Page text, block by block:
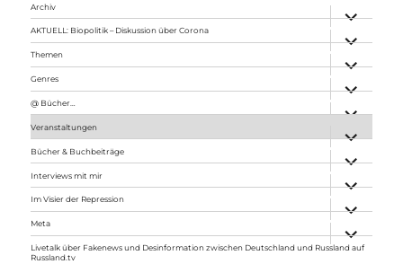
Archiv
anzeigen
AKTUELL: Biopolitik – Diskussion über Corona
anzeigen
Themen
anzeigen
Genres
anzeigen
@ Bücher…
Veranstaltungen
anzeigen
Bücher & Buchbeiträge
anzeigen
Interviews mit mir
anzeigen
Im Visier der Repression
anzeigen
Meta
anzeigen
Livetalk über Fakenews und Desinformation zwischen Deutschland und Russland auf
Russland.tv